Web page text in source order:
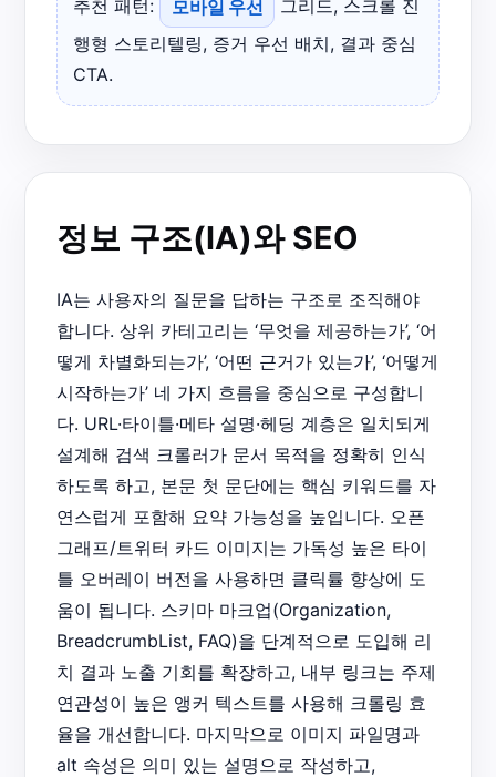
추천 패턴: 모바일 우선
그리드, 스크롤 진
행형 스토리텔링, 증거 우선 배치, 결과 중심
CTA.
정보 구조(IA)와 SEO
IA는 사용자의 질문을 답하는 구조로 조직해야
합니다. 상위 카테고리는 ‘무엇을 제공하는가’, ‘어
떻게 차별화되는가’, ‘어떤 근거가 있는가’, ‘어떻게
시작하는가’ 네 가지 흐름을 중심으로 구성합니
다. URL·타이틀·메타 설명·헤딩 계층은 일치되게
설계해 검색 크롤러가 문서 목적을 정확히 인식
하도록 하고, 본문 첫 문단에는 핵심 키워드를 자
연스럽게 포함해 요약 가능성을 높입니다. 오픈
그래프/트위터 카드 이미지는 가독성 높은 타이
틀 오버레이 버전을 사용하면 클릭률 향상에 도
움이 됩니다. 스키마 마크업(Organization,
BreadcrumbList, FAQ)을 단계적으로 도입해 리
치 결과 노출 기회를 확장하고, 내부 링크는 주제
연관성이 높은 앵커 텍스트를 사용해 크롤링 효
율을 개선합니다. 마지막으로 이미지 파일명과
alt 속성은 의미 있는 설명으로 작성하고,